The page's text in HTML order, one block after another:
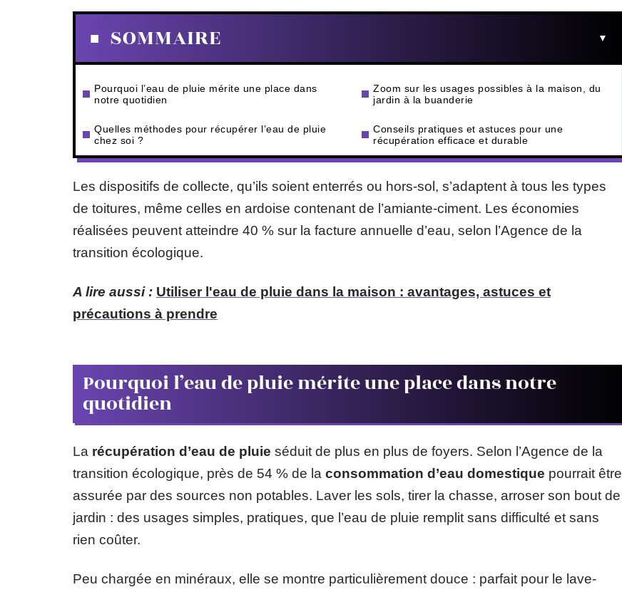
SOMMAIRE
Pourquoi l’eau de pluie mérite une place dans
notre quotidien
Quelles méthodes pour récupérer l’eau de pluie
chez soi ?
Zoom sur les usages possibles à la maison, du
jardin à la buanderie
Conseils pratiques et astuces pour une
récupération efficace et durable
Les dispositifs de collecte, qu’ils soient enterrés ou hors-sol, s’adaptent à tous les types
de toitures, même celles en ardoise contenant de l’amiante-ciment. Les économies
réalisées peuvent atteindre 40 % sur la facture annuelle d’eau, selon l’Agence de la
transition écologique.
A lire aussi : Utiliser l'eau de pluie dans la maison : avantages, astuces et
précautions à prendre
Pourquoi l’eau de pluie mérite une place dans notre
quotidien
La récupération d’eau de pluie séduit de plus en plus de foyers. Selon l’Agence de la
transition écologique, près de 54 % de la consommation d’eau domestique pourrait être
assurée par des sources non potables. Laver les sols, tirer la chasse, arroser son bout de
jardin : des usages simples, pratiques, que l’eau de pluie remplit sans difficulté et sans
rien coûter.
Peu chargée en minéraux, elle se montre particulièrement douce : parfait pour le lave-